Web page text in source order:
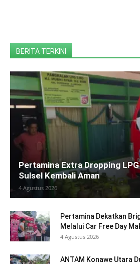
BERITA TERKINI
Pertamina Extra Dropping
Sulsel Kembali Aman
4 Agustus 2026
Pertamina Dekatkan
Melalui Car Free Day
4 Agustus 2026
ANTAM Konawe Utara